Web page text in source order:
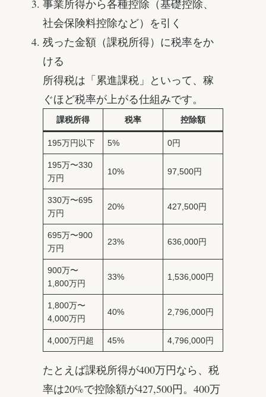
事業所得から各種控除（基礎控除、
社会保険料控除など）を引く
残った金額（課税所得）に税率をか
ける
所得税は「累進課税」といって、稼
ぐほど税率が上がる仕組みです。
課税所得 税率 控除額
195万円以下 5% 0円
195万〜330
万円
10% 97,500円
330万〜695
万円
20% 427,500円
695万〜900
万円
23% 636,000円
900万〜
1,800万円
33% 1,536,000円
1,800万〜
4,000万円
40% 2,796,000円
4,000万円超 45% 4,796,000円
たとえば課税所得が400万円なら、税
率は20%で控除額が427,500円。400万